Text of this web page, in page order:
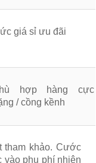
giá sỉ ưu đãi
hợp hàng cực
/ cồng kềnh
tham khảo. Cước
vào phụ phí nhiên